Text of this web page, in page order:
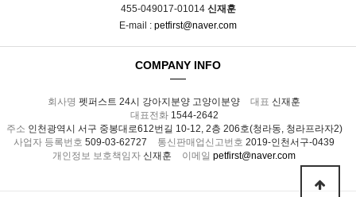
455-049017-01014 신재훈
E-mail : petfirst@naver.com
COMPANY INFO
회사명 펫퍼스트 24시 강아지분양 고양이분양 대표 신재훈
대표전화1544-2642
주소 인천광역시 서구 중봉대로612번길 10-12, 2층 206호(청라동, 청라프라자2)
사업자 등록번호 509-03-62727 통신판매업신고번호 2019-인천서구-0439
개인정보 보호책임자 신재훈 이메일 petfirst@naver.com